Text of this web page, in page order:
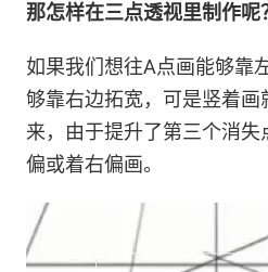
那怎样在三点透视里制作呢
如果我们想往A点画能够靠
够靠右边拓宽，可是竖着画
来，由于提升了第三个消
偏或着右偏画。